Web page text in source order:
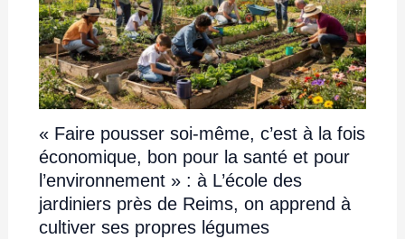
« Faire pousser soi-même, c’est à la fois
économique, bon pour la santé et pour
l’environnement » : à L’école des
jardiniers près de Reims, on apprend à
cultiver ses propres légumes